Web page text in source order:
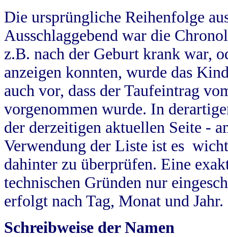
Die ursprüngliche Reihenfolge
Ausschlaggebend war die
z.B. nach der Geburt krank war,
anzeigen konnten, wurde das
auch vor, dass der Taufeintrag
vorgenommen wurde. In
der derzeitigen aktuellen Seite -
Verwendung der Liste ist es
dahinter zu überprüfen. Eine
technischen Gründen nur
erfolgt nach Tag, Monat und Jahr.
Schreibweise der Namen